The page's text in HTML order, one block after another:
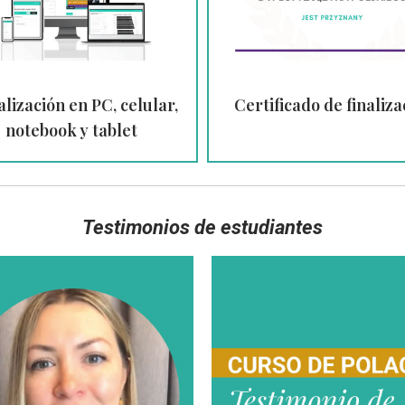
en PC, celular,
notebook y tablet
Certificado de
Testimonios de estudiantes